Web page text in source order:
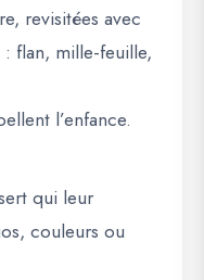
revisitées avec
flan, mille-feuille,
l’enfance.
qui leur
couleurs ou